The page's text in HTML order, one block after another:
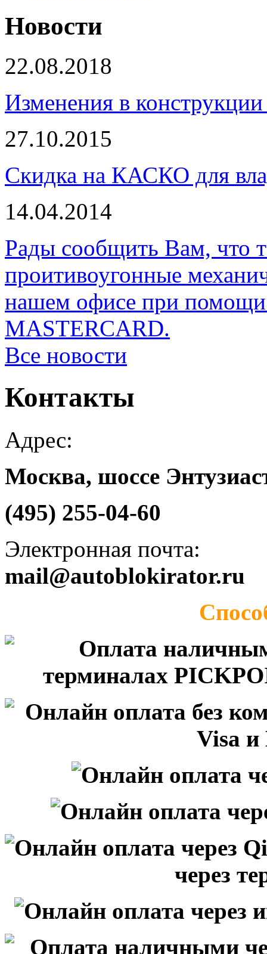
Новости
22.08.2018
Изменения в
27.10.2015
Скидка на КАСКО для
14.04.2014
Рады сообщить Вам, что
проитивоугонные
нашем офисе при помощи
MASTERCARD.
Все новости
Контакты
Адрес:
Москва, шоссе
(495) 255-04-60
Электронная почта:
mail@autoblokirator.ru